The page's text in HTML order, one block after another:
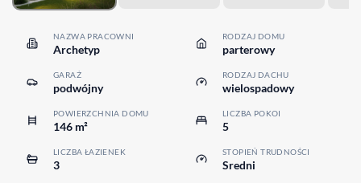
NAZWA PRACOWNI
Archetyp
RODZAJ DOMU
parterowy
GARAŻ
podwójny
RODZAJ DACHU
wielospadowy
POWIERZCHNIA DOMU
146 m²
LICZBA POKOI
5
LICZBA ŁAZIENEK
3
STOPIEŃ TRUDNOŚCI
Sredni